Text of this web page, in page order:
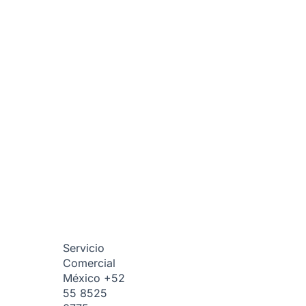
Servicio
Comercial
México +52
55 8525